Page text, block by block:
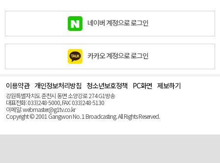
네이버 계정으로 로그인
카카오 계정으로 로그인
이용약관 개인정보처리방침 청소년보호정책 PC화면 제보하기
강원특별자치도 춘천시 동면 소양강로 274 G1방송
대표전화: 033)248-5000, FAX: 033)248-5130
이메일: webmaster@g1tv.co.kr
Copyright © 2001 Gangwon No. 1 Broadcasting. All Rights Reserved.